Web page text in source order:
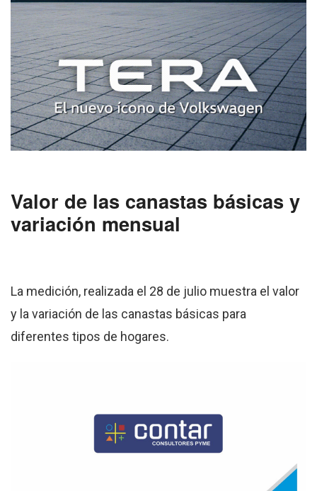
Valor de las canastas básicas y
variación mensual
La medición, realizada el 28 de julio muestra el valor
y la variación de las canastas básicas para
diferentes tipos de hogares.